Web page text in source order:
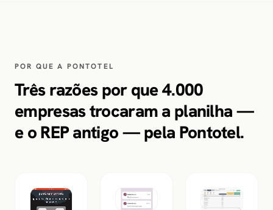
POR QUE A PONTOTEL
Três razões por que 4.000
empresas trocaram a planilha —
e o REP antigo — pela Pontotel.